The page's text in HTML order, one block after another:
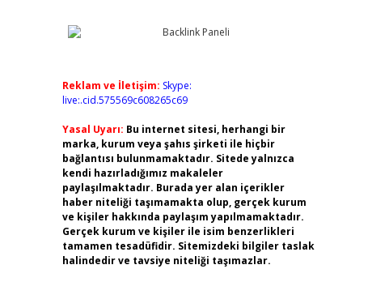
Reklam ve İletişim: Skype:
live:.cid.575569c608265c69
Yasal Uyarı: Bu internet sitesi, herhangi bir
marka, kurum veya şahıs şirketi ile hiçbir
bağlantısı bulunmamaktadır. Sitede yalnızca
kendi hazırladığımız makaleler
paylaşılmaktadır. Burada yer alan içerikler
haber niteliği taşımamakta olup, gerçek kurum
ve kişiler hakkında paylaşım yapılmamaktadır.
Gerçek kurum ve kişiler ile isim benzerlikleri
tamamen tesadüfidir. Sitemizdeki bilgiler taslak
halindedir ve tavsiye niteliği taşımazlar.